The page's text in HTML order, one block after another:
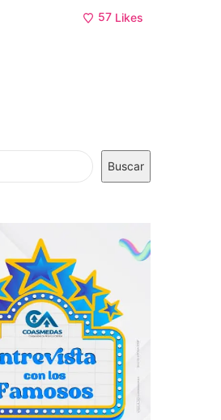
57 Likes
Buscar